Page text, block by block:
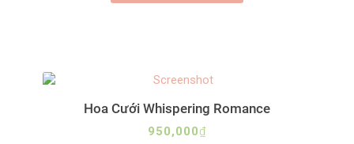
Hoa Cưới Whispering Romance
950,000₫